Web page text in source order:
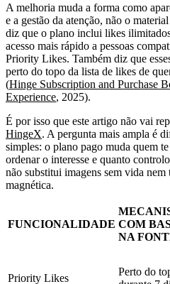
A melhoria muda a forma como
e a gestão da atenção, não o
diz que o plano inclui likes
acesso mais rápido a pessoas
Priority Likes. Também diz que
perto do topo da lista de likes de
(Hinge Subscription and Purchase
Experience, 2025).
É por isso que este artigo não vai
HingeX. A pergunta mais ampla é
simples: o plano pago muda quem
ordenar o interesse e quanto
não substitui imagens sem vida
magnética.
FUNCIONALIDADE COM
NA
Priority Likes
Perto do